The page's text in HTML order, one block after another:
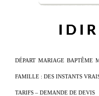
DÉPART MARIAGE BAPTÊME
FAMILLE : DES INSTANTS
TARIFS – DEMANDE DE DEVIS